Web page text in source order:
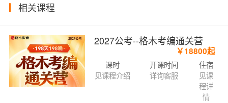
相关课程
2027公考--格木考编通关营
￥18800起
课时
见课程介绍
开课时间
详询客服
住宿
见课
程详
情